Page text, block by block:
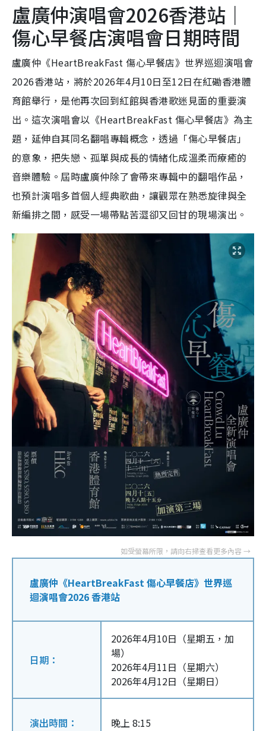
盧廣仲演唱會2026香港站｜
傷心早餐店演唱會日期時間
盧廣仲《HeartBreakFast 傷心早餐店》世界巡迴演唱會
2026香港站，將於2026年4月10日至12日在紅磡香港體
育館舉行，是他再次回到紅館與香港歌迷見面的重要演
出。這次演唱會以《HeartBreakFast 傷心早餐店》為主
題，延伸自其同名翻唱專輯概念，透過「傷心早餐店」
的意象，把失戀、孤單與成長的情緒化成溫柔而療癒的
音樂體驗。屆時盧廣仲除了會帶來專輯中的翻唱作品，
也預計演唱多首個人經典歌曲，讓觀眾在熟悉旋律與全
新編排之間，感受一場帶點苦澀卻又回甘的現場演出。
盧廣仲《HeartBreakFast 傷心早餐店》世界巡
迴演唱會2026 香港站
日期：
2026年4月10日（星期五，加
場）
2026年4月11日（星期六）
2026年4月12日（星期日）
演出時間： 晚上 8:15